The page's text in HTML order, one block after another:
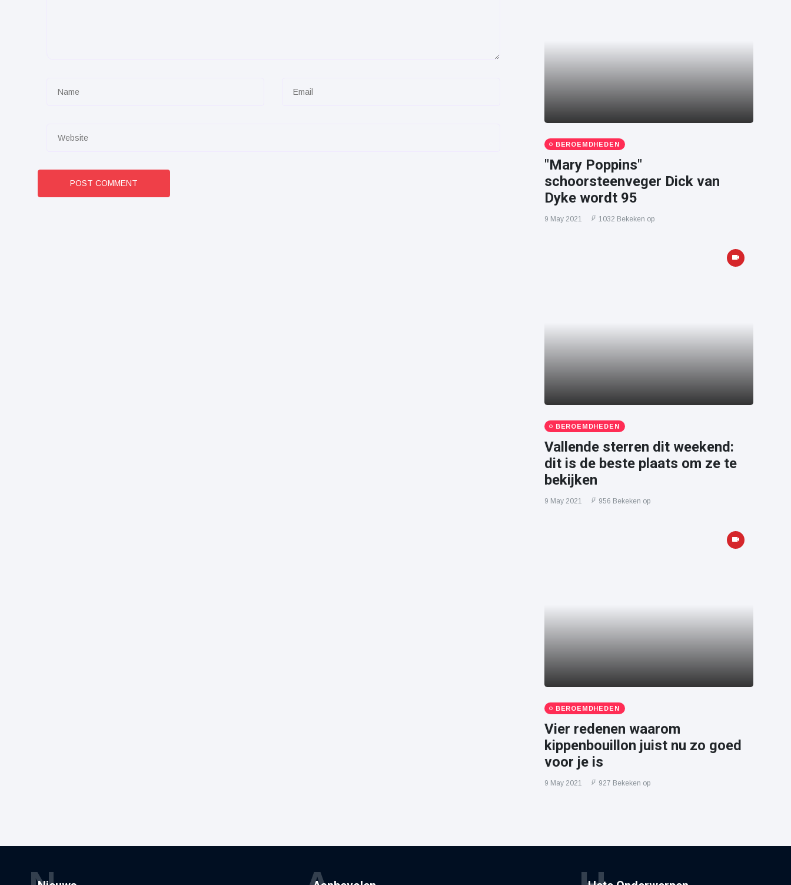
POST COMMENT
BEROEMDHEDEN
"Mary Poppins"
schoorsteenveger Dick van
Dyke wordt 95
9 May 2021 1032 Bekeken op
BEROEMDHEDEN
Vallende sterren dit weekend:
dit is de beste plaats om ze te
bekijken
9 May 2021 956 Bekeken op
BEROEMDHEDEN
Vier redenen waarom
kippenbouillon juist nu zo goed
voor je is
9 May 2021 927 Bekeken op